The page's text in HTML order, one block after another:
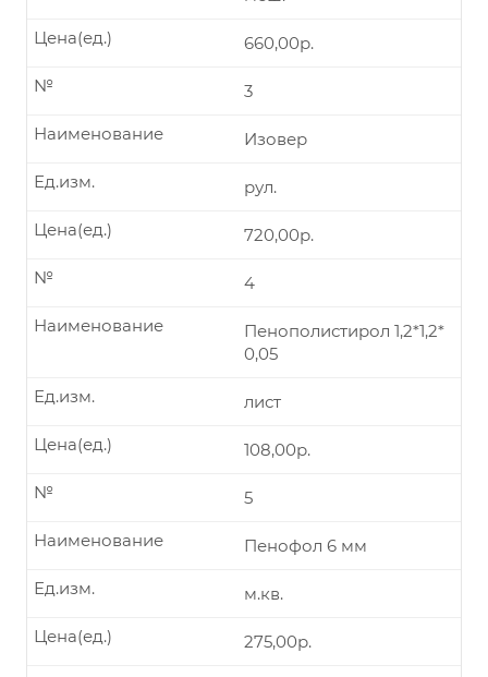
660,00р.
Цена(ед.)
3
№
Изовер
Наименование
рул.
Ед.изм.
720,00р.
Цена(ед.)
4
№
Пенополистирол 1,2*1,2*
0,05
Наименование
лист
Ед.изм.
108,00р.
Цена(ед.)
5
№
Пенофол 6 мм
Наименование
м.кв.
Ед.изм.
275,00р.
Цена(ед.)